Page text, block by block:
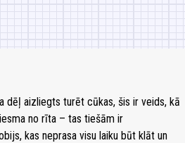
dēļ aizliegts turēt cūkas, šis ir veids, kā
no rīta – tas tiešām ir
kas neprasa visu laiku būt klāt un